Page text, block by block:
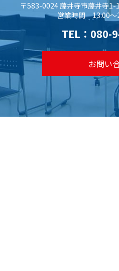
〒583-0024 藤井寺市藤井寺
営業時間 13:00～
TEL： 080-
お問い